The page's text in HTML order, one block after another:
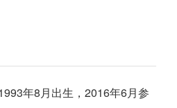
年8月出生，2016年6月参